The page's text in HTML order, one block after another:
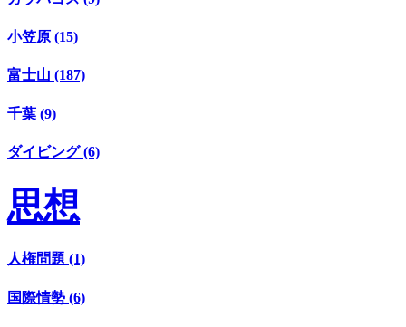
小笠原 (15)
富士山 (187)
千葉 (9)
ダイビング (6)
思想
人権問題 (1)
国際情勢 (6)